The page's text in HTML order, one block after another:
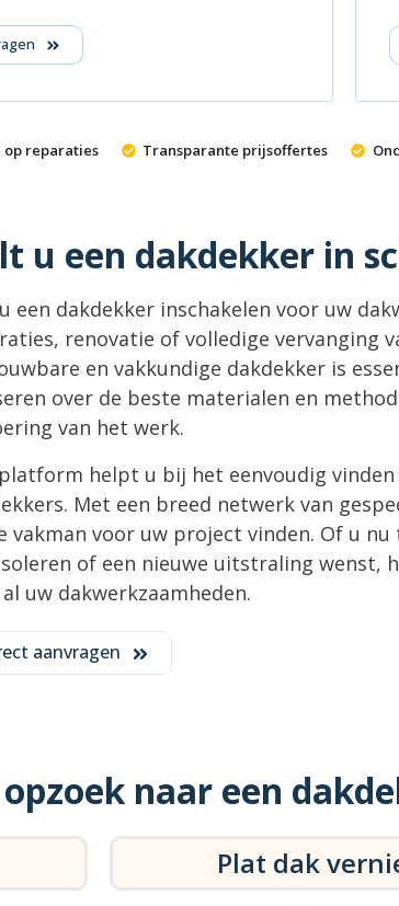
reparaties Transparante prijsoffertes
u een dakdekker in
een dakdekker inschakelen voor uw
renovatie of volledige vervanging
en vakkundige dakdekker is
over de beste materialen en
van het werk.
helpt u bij het eenvoudig
Met een breed netwerk van
vakman voor uw project vinden. Of u
of een nieuwe uitstraling wenst,
uw dakwerkzaamheden.
aanvragen
naar een
Plat dak